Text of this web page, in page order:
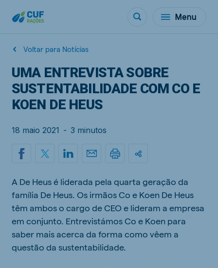
Menu
Voltar para Notícias
UMA ENTREVISTA SOBRE
SUSTENTABILIDADE COM CO E
KOEN DE HEUS
18 maio 2021 - 3 minutos
A De Heus é liderada pela quarta geração da
família De Heus. Os irmãos Co e Koen De Heus
têm ambos o cargo de CEO e lideram a empresa
em conjunto. Entrevistámos Co e Koen para
saber mais acerca da forma como vêem a
questão da sustentabilidade.